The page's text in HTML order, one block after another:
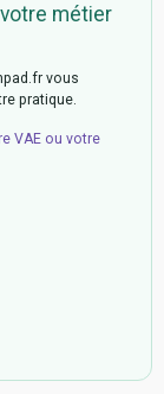
métier
vous
pratique.
VAE ou votre